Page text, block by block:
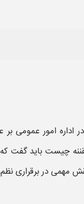
اداره امور عمومی بر
چیست باید گفت که
مهمی در برقراری